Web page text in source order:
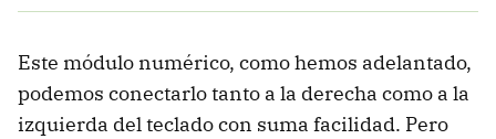
Este módulo numérico, como hemos adelantado,
podemos conectarlo tanto a la derecha como a la
izquierda del teclado con suma facilidad. Pero